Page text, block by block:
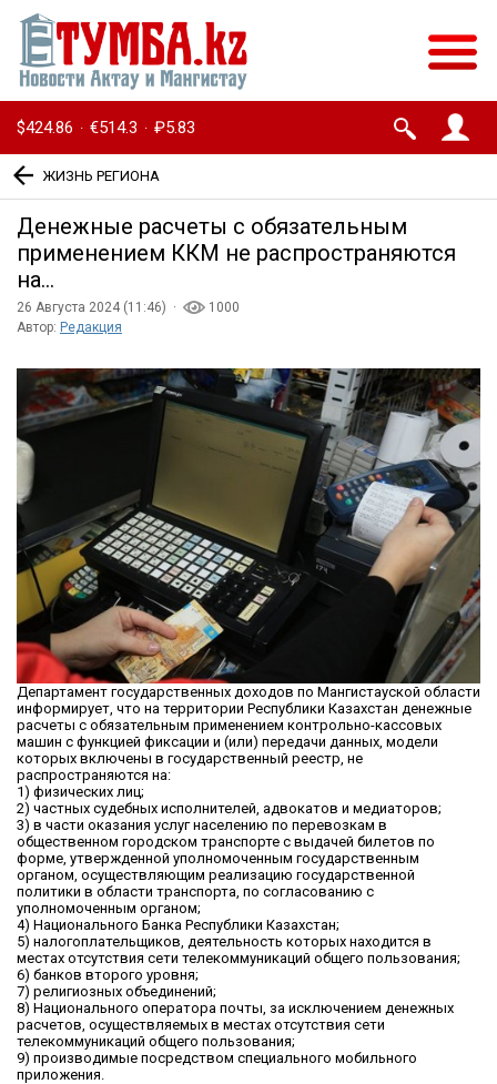
$424.86 · €514.3 · ₽5.83
ЖИЗНЬ РЕГИОНА
Денежные расчеты с обязательным
применением ККМ не распространяются
на…
26 Августа 2024 (11:46) ·
1000
Автор: Редакция
Департамент государственных доходов по Мангистауской области
информирует, что на территории Республики Казахстан денежные
расчеты с обязательным применением контрольно-кассовых
машин с функцией фиксации и (или) передачи данных, модели
которых включены в государственный реестр, не
распространяются на:
1) физических лиц;
2) частных судебных исполнителей, адвокатов и медиаторов;
3) в части оказания услуг населению по перевозкам в
общественном городском транспорте с выдачей билетов по
форме, утвержденной уполномоченным государственным
органом, осуществляющим реализацию государственной
политики в области транспорта, по согласованию с
уполномоченным органом;
4) Национального Банка Республики Казахстан;
5) налогоплательщиков, деятельность которых находится в
местах отсутствия сети телекоммуникаций общего пользования;
6) банков второго уровня;
7) религиозных объединений;
8) Национального оператора почты, за исключением денежных
расчетов, осуществляемых в местах отсутствия сети
телекоммуникаций общего пользования;
9) производимые посредством специального мобильного
приложения.